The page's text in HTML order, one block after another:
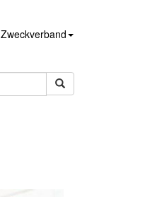
Zweckverband